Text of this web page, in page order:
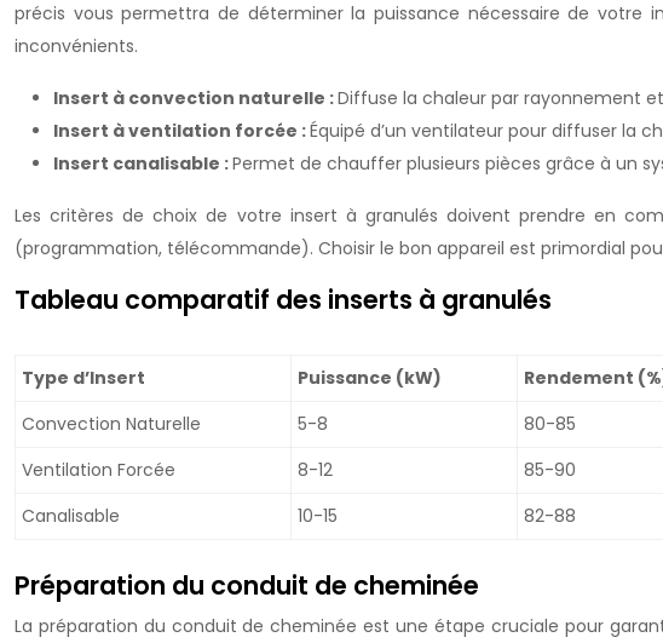
précis vous permettra de déterminer la puissance nécessaire de votre
inconvénients.
Insert à convection naturelle :Diffuse la chaleur par rayonnement
Insert à ventilation forcée :Équipé d’un ventilateur pour diffuser la
Insert canalisable :Permet de chauffer plusieurs pièces grâce à un
Les critères de choix de votre insert à granulés doivent prendre en
(programmation, télécommande). Choisir le bon appareil est primordial
Tableau comparatif des inserts à granulés
Type d’Insert Puissance (kW) Rendement
Convection Naturelle
5-8 80-85
Ventilation Forcée
8-12 85-90
Canalisable
10-15 82-88
Préparation du conduit de cheminée
La préparation du conduit de cheminée est une étape cruciale pour